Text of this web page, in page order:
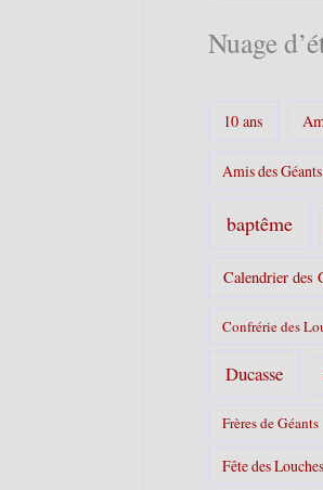
g
Nuage
10 ans
Amis des
baptême
Calendrier des
Confrérie des
Ducasse
Frères de Géants
Fête des Louches